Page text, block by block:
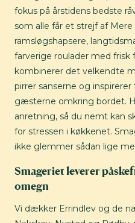
fokus på årstidens bedste
som alle får et strejf af
ramsløgshapsere,
farverige roulader med frisk
kombinerer det velkendte
pirrer sanserne og
gæsterne omkring bordet.
anretning, så du nemt kan
for stressen i køkkenet.
ikke glemmer sådan lige
Smageriet leverer
omegn
Vi dækker Errindlev og de